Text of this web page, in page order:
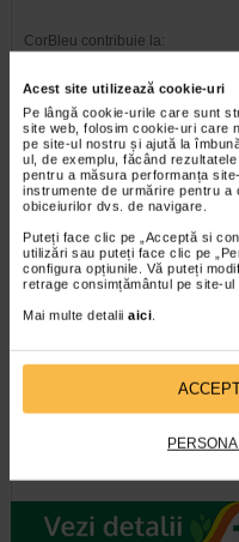
Acest site utilizează cookie-uri
Pe lângă cookie-urile care sunt
site web, folosim cookie-uri care
pe site-ul nostru și ajută la
ul, de exemplu, făcând
pentru a măsura performanța
instrumente de urmărire pentru a
obiceiurilor dvs. de navigare.
Puteți face clic pe „Acceptă si
utilizări sau puteți face clic pe
configura opțiunile. Vă puteți
retrage consimțământul pe site-
Mai multe detalii aici.
CorBleu contribuie la:
Metabolismul energetic normal
Cerebleu buvabil, 20
25 ml solutie, Bleu Pharma
Supliment alimentar cu indulcitor
pentru sustinerea activitatii